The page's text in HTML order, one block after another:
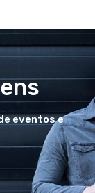
eventos e